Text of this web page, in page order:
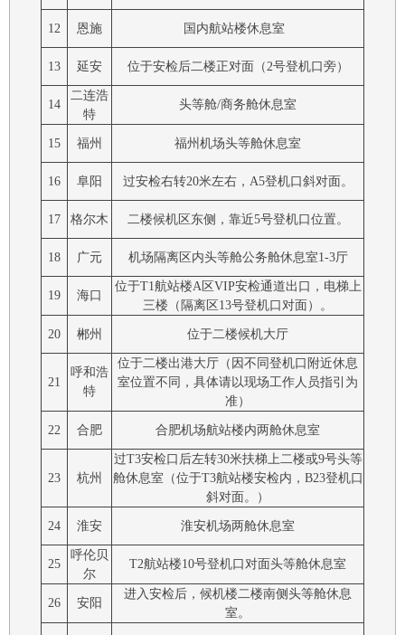
12 恩施 国内航站楼休息室
13 延安 位于安检后二楼正对面（2号登机口旁）
14
二连浩
特
头等舱/商务舱休息室
15 福州 福州机场头等舱休息室
16 阜阳 过安检右转20米左右，A5登机口斜对面。
17 格尔木 二楼候机区东侧，靠近5号登机口位置。
18 广元 机场隔离区内头等舱公务舱休息室1-3厅
19 海口
位于T1航站楼A区VIP安检通道出口，电梯上
三楼（隔离区13号登机口对面）。
20 郴州 位于二楼候机大厅
21
呼和浩
特
位于二楼出港大厅（因不同登机口附近休息
室位置不同，具体请以现场工作人员指引为
准）
22 合肥 合肥机场航站楼内两舱休息室
23 杭州
过T3安检口后左转30米扶梯上二楼或9号头等
舱休息室（位于T3航站楼安检内，B23登机口
斜对面。）
24 淮安 淮安机场两舱休息室
25
呼伦贝
尔
T2航站楼10号登机口对面头等舱休息室
26 安阳
进入安检后，候机楼二楼南侧头等舱休息
室。